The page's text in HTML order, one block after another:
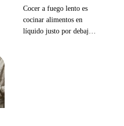
Cocer a fuego lento es
cocinar alimentos en
líquido justo por debajo